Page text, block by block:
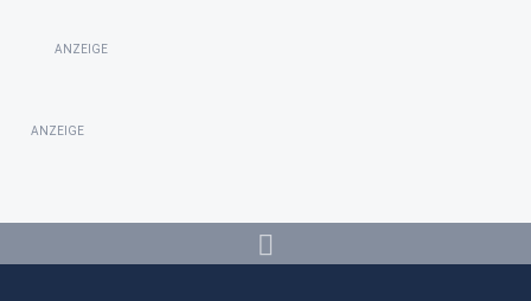
ANZEIGE
ANZEIGE